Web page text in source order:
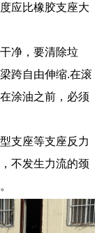
应比橡胶支座大
净，要清除垃
跨自由伸缩.在滚
涂油之前，必须
支座等支座反力
不发生力流的颈